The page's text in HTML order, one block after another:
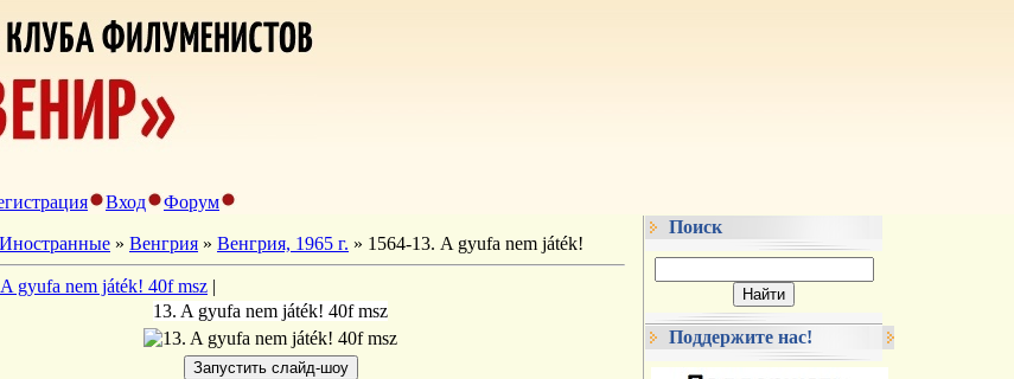
Вход
Форум
Иностранные » Венгрия » Венгрия, 1965 г. » 1564-13. A gyufa nem játék!
gyufa nem játék! 40f msz |
13. A gyufa nem játék! 40f msz
Поиск
Поддержите нас!